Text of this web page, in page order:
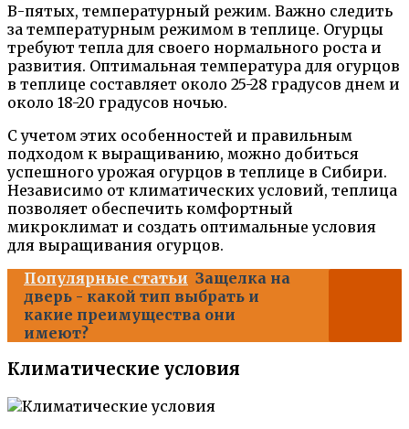
В-пятых, температурный режим. Важно следить
за температурным режимом в теплице. Огурцы
требуют тепла для своего нормального роста и
развития. Оптимальная температура для огурцов
в теплице составляет около 25-28 градусов днем и
около 18-20 градусов ночью.
С учетом этих особенностей и правильным
подходом к выращиванию, можно добиться
успешного урожая огурцов в теплице в Сибири.
Независимо от климатических условий, теплица
позволяет обеспечить комфортный
микроклимат и создать оптимальные условия
для выращивания огурцов.
Популярные статьи Защелка на
дверь - какой тип выбрать и
какие преимущества они
имеют?
Климатические условия